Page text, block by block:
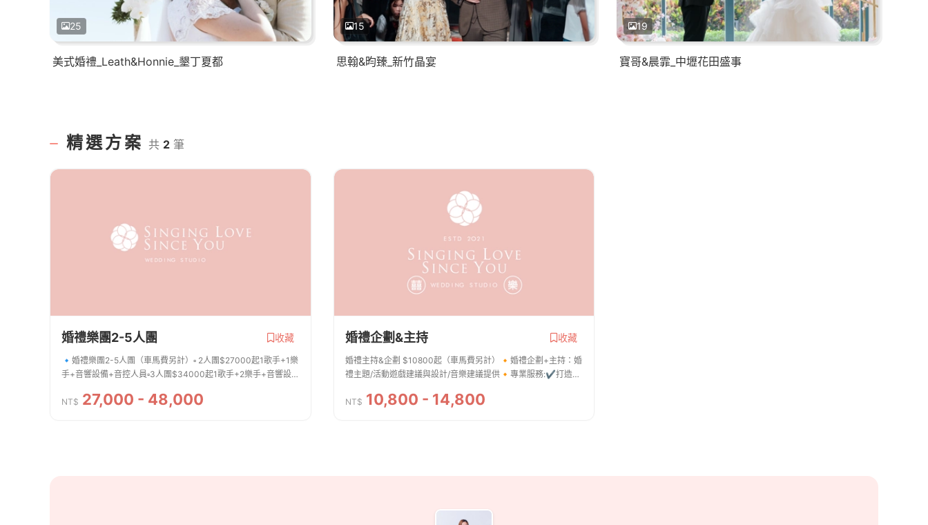
25
美式婚禮_Leath&Honnie_墾丁夏都
15
思翰&昀臻_新竹晶宴
19
寶哥&晨霏_中壢花田盛事
精選方案 共 2 筆
婚禮樂團2-5人團 收藏
🔹婚禮樂團2-5人團（車馬費另計）▫️ 2人團$27000起1歌手+1樂
手+音響設備+音控人員▫️3人團$34000起1歌手+2樂手+音響設
Keyboard/小提琴/長笛/爵士鼓/薩克斯風/電吉他/...
NT$ 27,000 - 48,000
婚禮企劃&主持 收藏
婚禮主持&企劃 $10800起（車馬費另計）🔸婚禮企劃+主持：婚
禮主題/活動遊戲建議與設計/音樂建議提供🔸專業服務:✔️打造新
綵排(進場人員走位/活動彩排等)✔️各...
NT$ 10,800 - 14,800